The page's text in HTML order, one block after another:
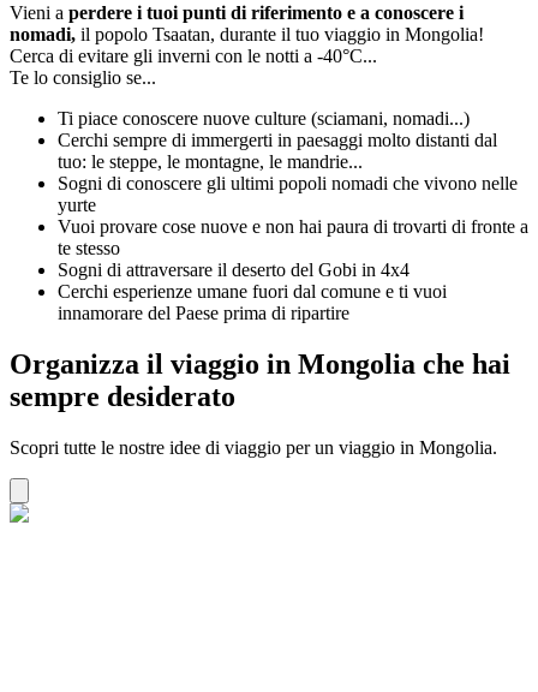
Vieni a perdere i tuoi punti di riferimento e a conoscere i
nomadi, il popolo Tsaatan, durante il tuo viaggio in Mongolia!
Cerca di evitare gli inverni con le notti a -40°C...
Te lo consiglio se...
Ti piace conoscere nuove culture (sciamani, nomadi...)
Cerchi sempre di immergerti in paesaggi molto distanti dal
tuo: le steppe, le montagne, le mandrie...
Sogni di conoscere gli ultimi popoli nomadi che vivono nelle
yurte
Vuoi provare cose nuove e non hai paura di trovarti di fronte a
te stesso
Sogni di attraversare il deserto del Gobi in 4x4
Cerchi esperienze umane fuori dal comune e ti vuoi
innamorare del Paese prima di ripartire
Organizza il viaggio in Mongolia che hai
sempre desiderato
Scopri tutte le nostre idee di viaggio per un viaggio in Mongolia.